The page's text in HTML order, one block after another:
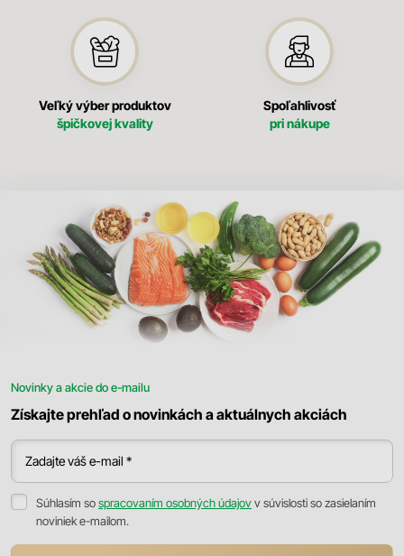
Veľký výber produktov
špičkovej kvality
Spoľahlivosť
pri nákupe
Novinky a akcie do e-mailu
Získajte prehľad o novinkách a aktuálnych akciách
Zadajte váš e-mail *
Súhlasím sospracovaním osobných údajovv súvislosti so zasielaním
noviniek e-mailom.